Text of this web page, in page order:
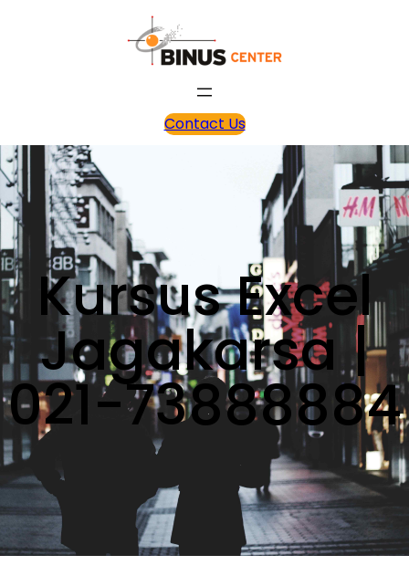
Contact Us
Kursus Excel
Jagakarsa |
021-73888884